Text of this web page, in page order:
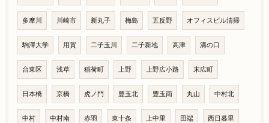
多摩川 川崎市 新丸子 梅島 五反野 オフィスビル清掃
駒澤大学 用賀 二子玉川 二子新地 高津 溝の口
台東区 浅草 稲荷町 上野 上野広小路 末広町
日本橋 京橋 虎ノ門 豊玉北 豊玉南 丸山 中村北
中村 中村南 赤羽 東十条 上中里 田端 西日暮里